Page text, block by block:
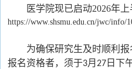
医学院现已启动2026年
https://www.shsmu.edu.cn/jwc/info/
为确保研究生及时顺利
报名资格者，须于3月 27 日下